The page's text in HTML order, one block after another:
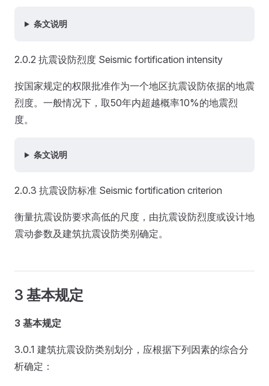
条文说明
2.0.2 抗震设防烈度 Seismic fortification intensity
按国家规定的权限批准作为一个地区抗震设防依据的地震
烈度。一般情况下，取50年内超越概率10%的地震烈
度。
条文说明
2.0.3 抗震设防标准 Seismic fortification criterion
衡量抗震设防要求高低的尺度，由抗震设防烈度或设计地
震动参数及建筑抗震设防类别确定。
3 基本规定
3 基本规定
3.0.1 建筑抗震设防类别划分，应根据下列因素的综合分
析确定：